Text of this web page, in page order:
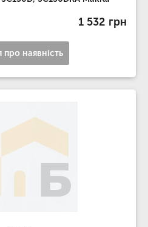
1 532 грн
про наявність